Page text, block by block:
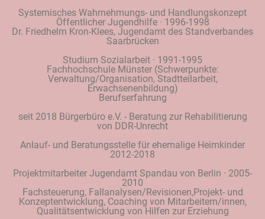
Systemisches Wahrnehmungs- und Handlungskonzept
Öffentlicher Jugendhilfe · 1996-1998
Dr. Friedhelm Kron-Klees, Jugendamt des Standverbandes
Saarbrücken
Studium Sozialarbeit · 1991-1995
Fachhochschule Münster (Schwerpunkte:
Verwaltung/Organisation, Stadtteilarbeit,
Erwachsenenbildung)
Berufserfahrung
seit 2018 Bürgerbüro e.V. - Beratung zur Rehabilitierung
von DDR-Unrecht
Anlauf- und Beratungsstelle für ehemalige Heimkinder
2012-2018
Projektmitarbeiter Jugendamt Spandau von Berlin · 2005-
2010
Fachsteuerung, Fallanalysen/Revisionen,Projekt- und
Konzeptentwicklung, Coaching von Mitarbeitern/innen,
Qualitätsentwicklung von Hilfen zur Erziehung